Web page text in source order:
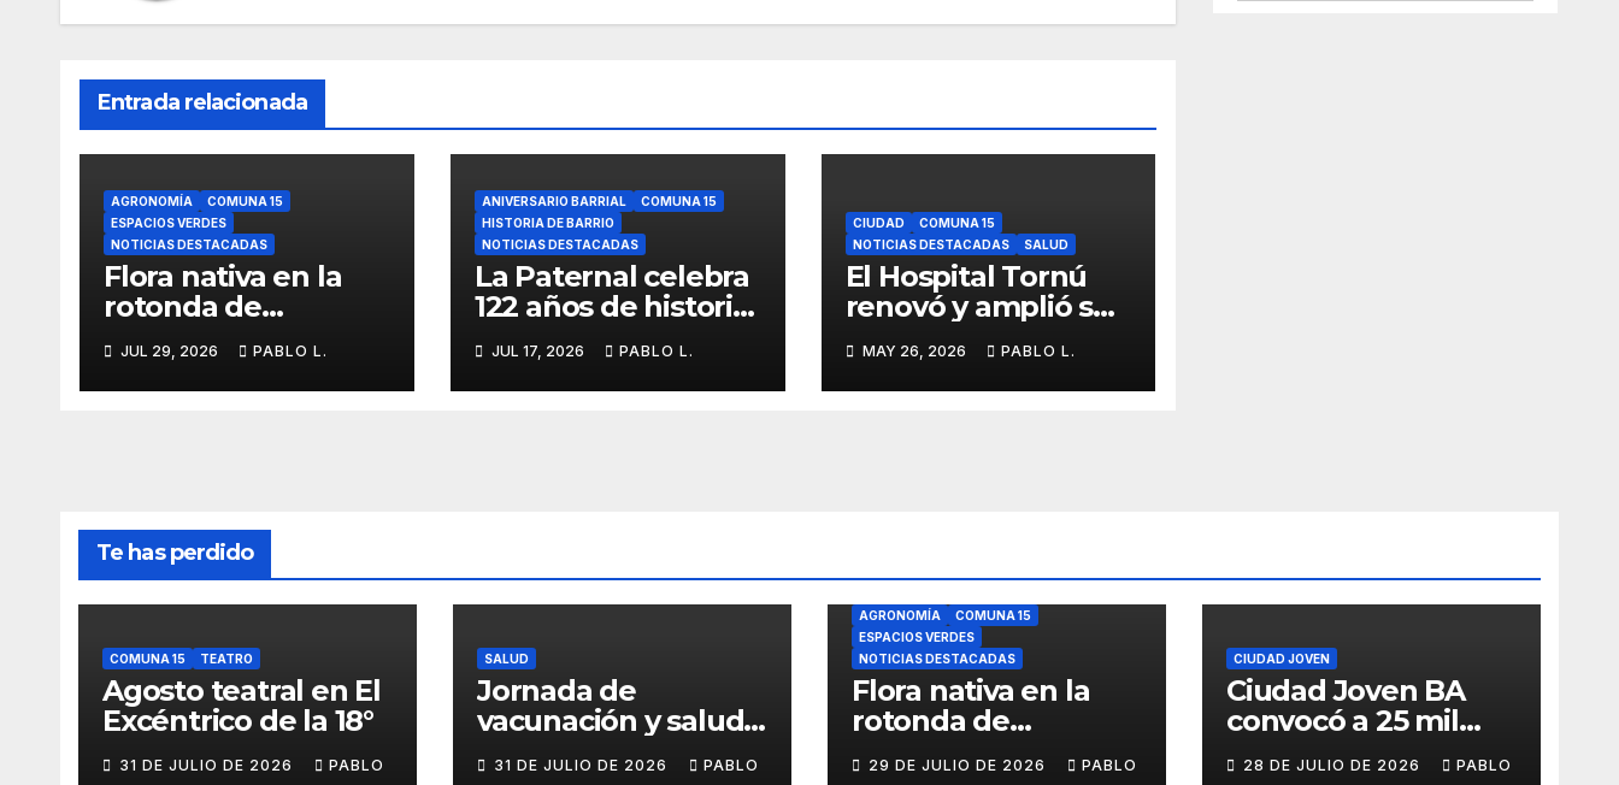
Entrada relacionada
AGRONOMÍA
COMUNA 15
ESPACIOS VERDES
NOTICIAS DESTACADAS
Flora nativa en la
rotonda de
JUL 29, 2026 PABLO L.
ANIVERSARIO BARRIAL
COMUNA 15
HISTORIA DE BARRIO
NOTICIAS DESTACADAS
La Paternal celebra
122 años de historia,
memoria barrial
JUL 17, 2026 PABLO L.
CIUDAD
COMUNA 15
NOTICIAS DESTACADAS
SALUD
El Hospital Tornú
renovó y amplió su
Anatomía
Patológica en
MAY 26, 2026 PABLO L.
Te has perdido
COMUNA 15 TEATRO
Agosto teatral en El
Excéntrico de la 18°
31 DE JULIO DE 2026 PABLO
SALUD
Jornada de
vacunación y salud
31 DE JULIO DE 2026 PABLO
AGRONOMÍA
COMUNA 15
ESPACIOS VERDES
NOTICIAS DESTACADAS
Flora nativa en la
rotonda de
29 DE JULIO DE 2026 PABLO
CIUDAD JOVEN
Ciudad Joven BA
convocó a 25 mil
28 DE JULIO DE 2026 PABLO